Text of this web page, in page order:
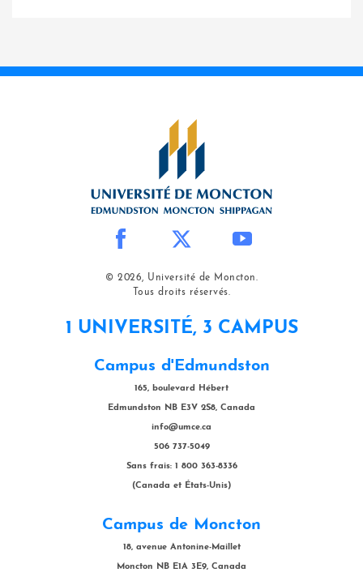
© 2026, Université de Moncton.
Tous droits réservés.
1 UNIVERSITÉ, 3 CAMPUS
Campus d'Edmundston
165, boulevard Hébert
Edmundston NB E3V 2S8, Canada
info@umce.ca
506 737-5049
Sans frais: 1 800 363-8336
(Canada et États-Unis)
Campus de Moncton
18, avenue Antonine-Maillet
Moncton NB E1A 3E9, Canada